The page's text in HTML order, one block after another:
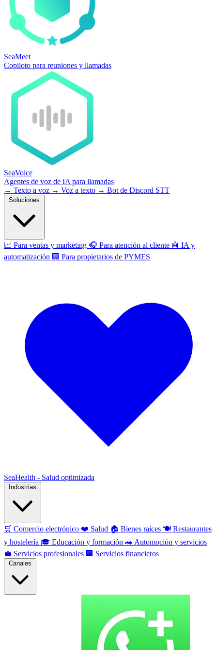
SeaMeet
Copiloto para reuniones y llamadas
SeaVoice
Agentes de voz de IA para llamadas
→ Texto a voz → Voz a texto → Bot de Discord STT
📈 Para ventas y marketing 🎧 Para atención al cliente 🤖 IA y
automatización 🏢 Para propietarios de PYMES
SeaHealth - Salud optimizada
🛒 Comercio electrónico ❤️ Salud 🏠 Bienes raíces 🍽️ Restaurantes
y hostelería 🎓 Educación y formación 🚗 Automoción y servicios
💼 Servicios profesionales 🏢 Servicios financieros